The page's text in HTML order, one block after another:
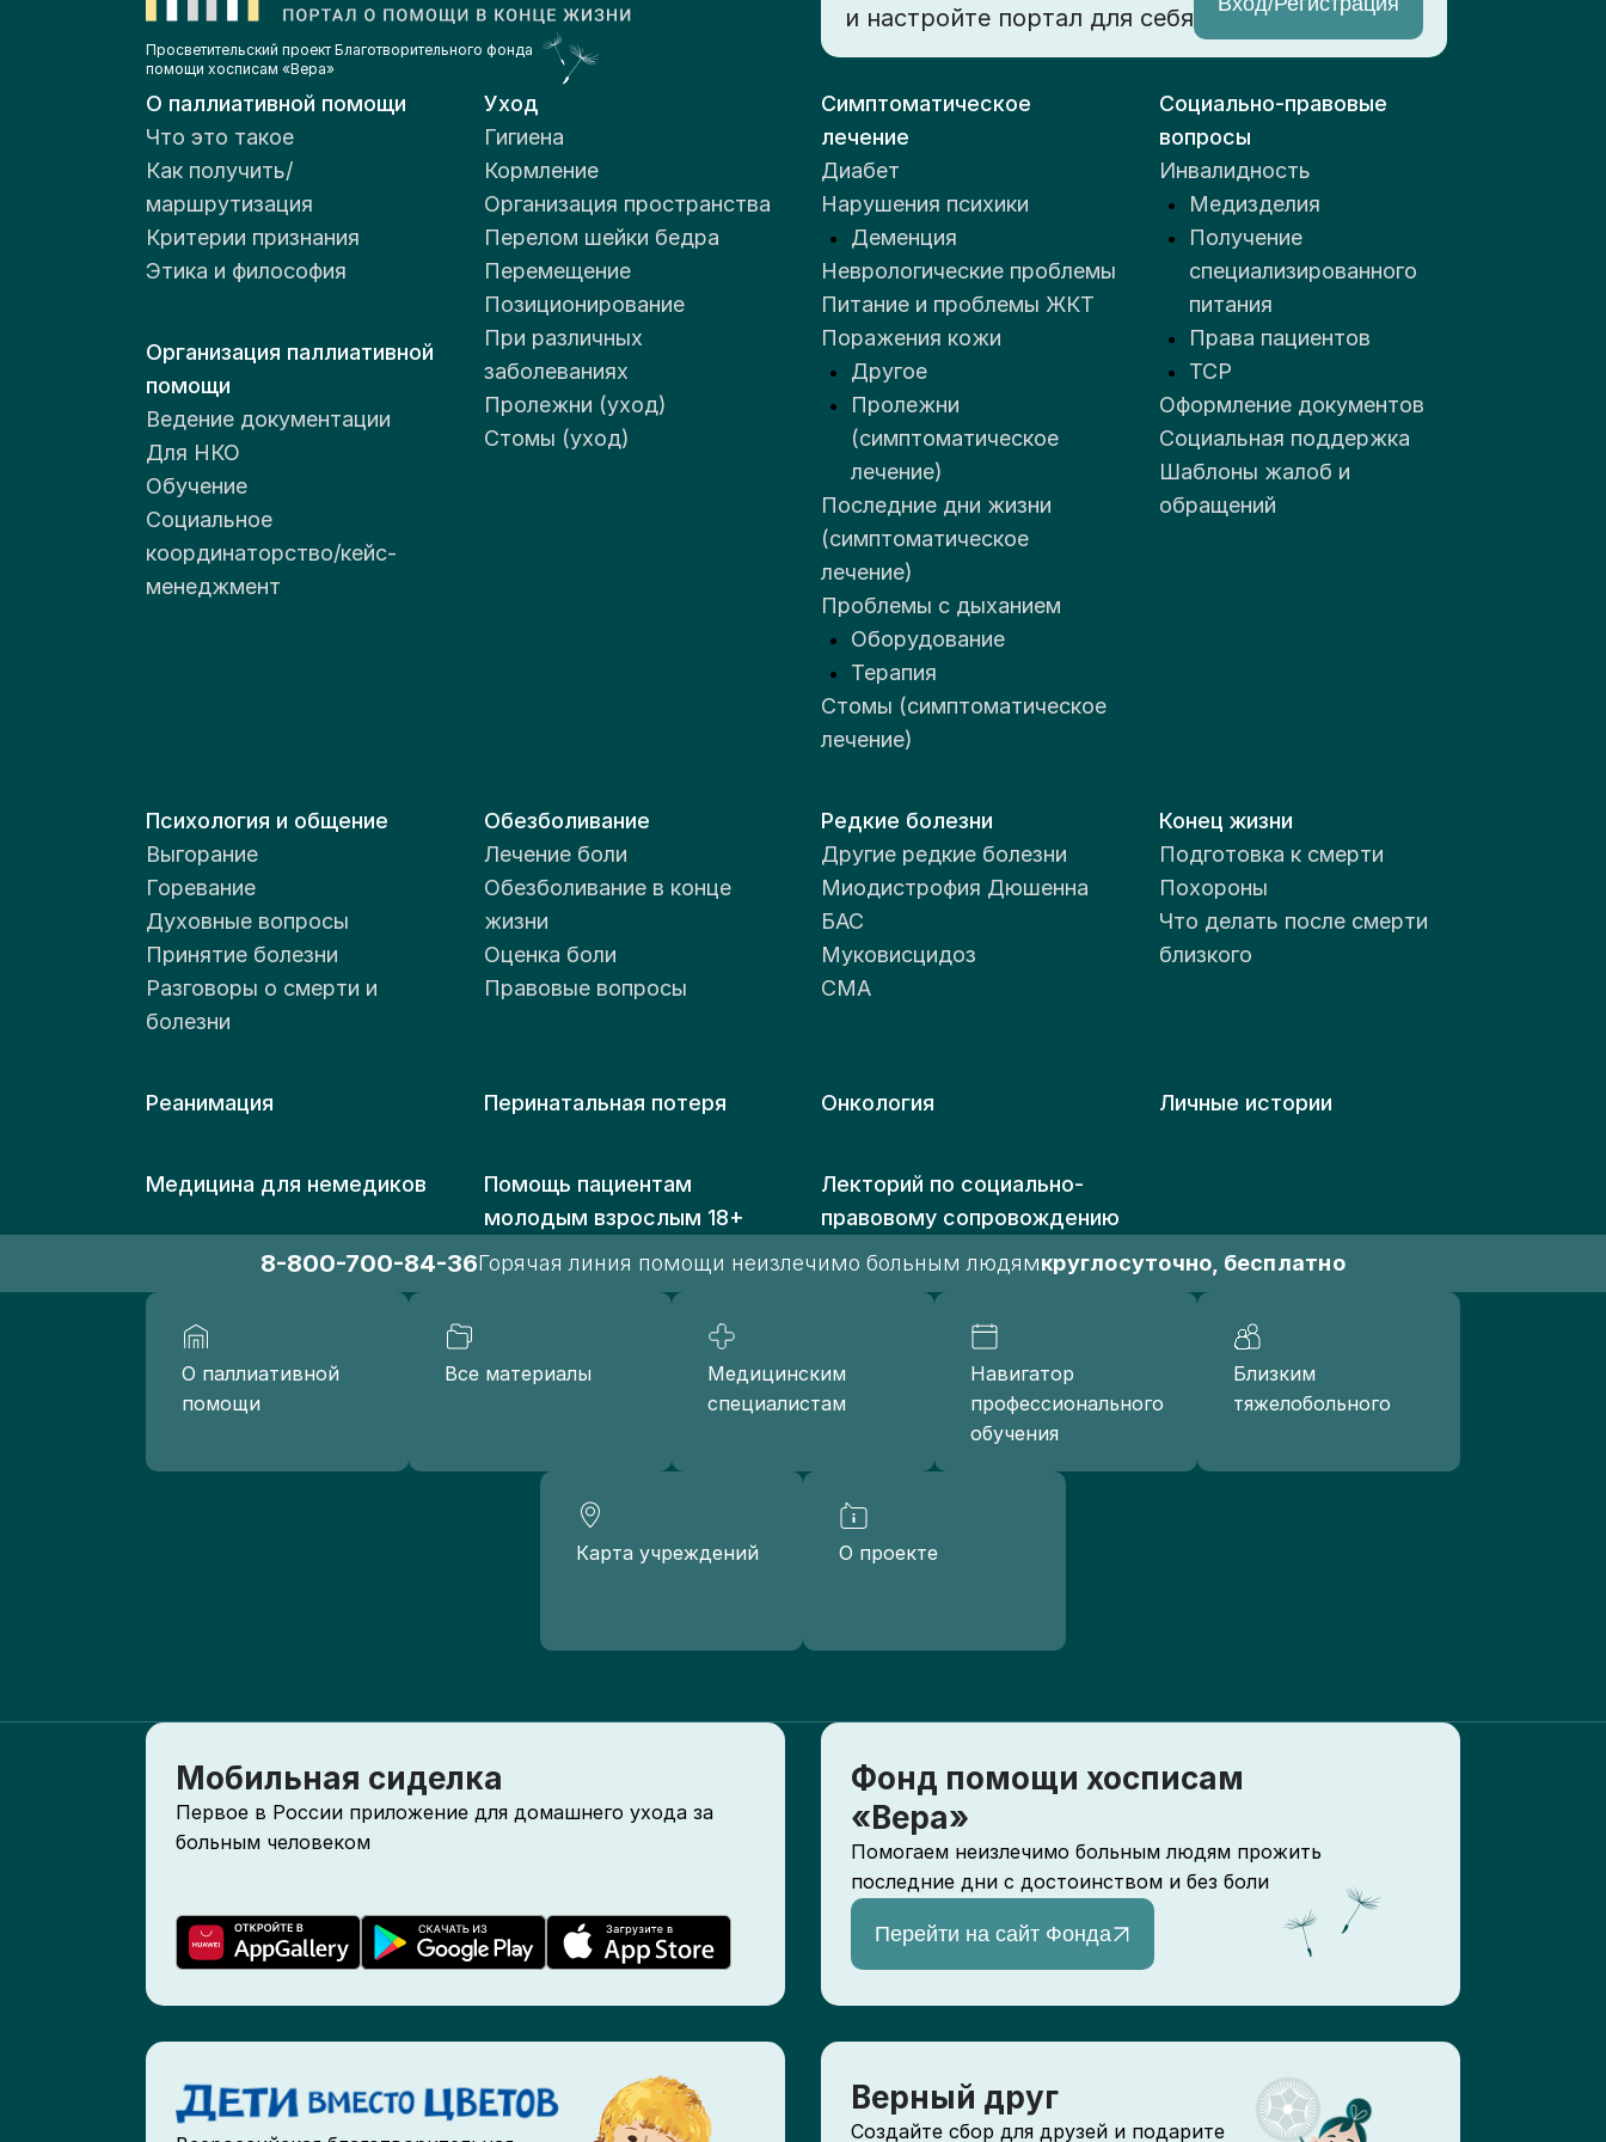
больница" Филиал № 4
нгкб.рф
Отделение паллиативной
помощи
ГУЗ «Тульский
областной хоспис»
hospis-tula.ru
ГУЗ "Тульский
областной
специализированный
дом ребенка для детей
с органическим
поражением
№ 1"
sdr.tula-zdrav.ru
Отделение паллиативной
помощи
КГБУЗ "Хорольская
больница"
crbhorol.ru
Паллиативные койки
центральная
городская больница"
gbdal.ru
Паллиативные койки
КГБУЗ "Шкотовская
shkotovskyacrb.vladmedicin
краевой
онкологический
диспансер"
oncoprim.ru
Просветительский проект Благотворительного фонда
помощи хосписам «Вера»
и настройте портал для себя
О паллиативной помощи
Что это такое
Как получить/
маршрутизация
Критерии признания
Этика и философия
Организация паллиативной
помощи
Ведение документации
Для НКО
Обучение
Социальное
координаторство/кейс-
менеджмент
Уход
Гигиена
Кормление
Организация пространства
Перелом шейки бедра
Перемещение
Позиционирование
При различных
заболеваниях
Пролежни (уход)
Стомы (уход)
Симптоматическое
лечение
Диабет
Нарушения психики
Деменция
Неврологические проблемы
Питание и проблемы ЖКТ
Поражения кожи
Другое
Пролежни
(симптоматическое
лечение)
Последние дни жизни
(симптоматическое
лечение)
Проблемы с дыханием
Оборудование
Терапия
Стомы (симптоматическое
лечение)
Социально-правовые
вопросы
Инвалидность
Медизделия
Получение
специализированного
питания
Права пациентов
ТСР
Оформление документов
Социальная поддержка
Шаблоны жалоб и
обращений
Психология и общение
Выгорание
Горевание
Духовные вопросы
Принятие болезни
Разговоры о смерти и
болезни
Обезболивание
Лечение боли
Обезболивание в конце
жизни
Оценка боли
Правовые вопросы
Редкие болезни
Другие редкие болезни
Миодистрофия Дюшенна
БАС
Муковисцидоз
СМА
Конец жизни
Подготовка к смерти
Похороны
Что делать после смерти
близкого
Реанимация Перинатальная потеря Онкология Личные истории
Медицина для немедиков
Помощь пациентам
молодым взрослым 18+
Лекторий по социально-
правовому сопровождению
8-800-700-84-36Горячая линия помощи неизлечимо больным людямкруглосуточно, бесплатно
О паллиативной
помощи
Все материалы
Медицинским
специалистам
Навигатор
профессионального
обучения
Близким
тяжелобольного
Карта учреждений О проекте
Мобильная сиделка
Первое в России приложение для домашнего ухода за
больным человеком
Фонд помощи хосписам
«Вера»
Помогаем неизлечимо больным людям прожить
последние дни с достоинством и без боли
Перейти на сайт Фонда
Верный друг
Создайте сбор для друзей и подарите